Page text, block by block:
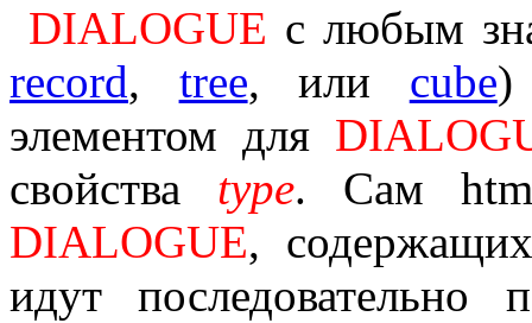
DIALOGUE с любым
record, tree, или cube)
элементом для
свойства type. Сам
DIALOGUE,
идут